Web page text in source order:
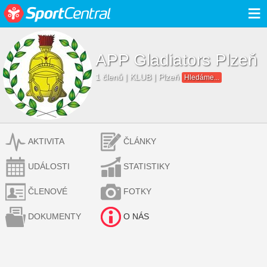
≡
APP Gladiators Plzeň
1 členů | KLUB | Plzeň Hledáme...
AKTIVITA ČLÁNKY
UDÁLOSTI STATISTIKY
ČLENOVÉ FOTKY
DOKUMENTY O NÁS